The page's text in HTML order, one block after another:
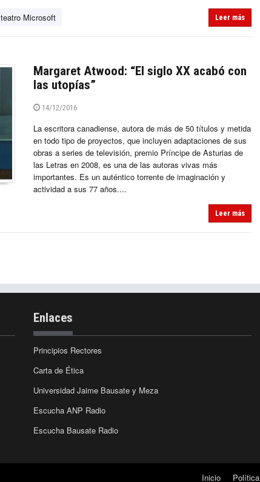
teatro Microsoft Leer más
Margaret Atwood: “El siglo XX acabó con
las utopías”
14/12/2016
La escritora canadiense, autora de más de 50 títulos y metida
en todo tipo de proyectos, que incluyen adaptaciones de sus
obras a series de televisión, premio Príncipe de Asturias de
las Letras en 2008, es una de las autoras vivas más
importantes. Es un auténtico torrente de imaginación y
actividad a sus 77 años....
Leer más
Enlaces
Principios Rectores
Carta de Ética
Universidad Jaime Bausate y Meza
Escucha ANP Radio
Escucha Bausate Radio
Inicio Política